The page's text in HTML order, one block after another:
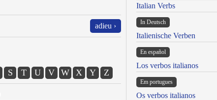
adieu ›
S T U V W X Y Z
Italian Verbs
In Deutsch
Italienische Verben
En español
Los verbos italianos
Em portugues
Os verbos italianos